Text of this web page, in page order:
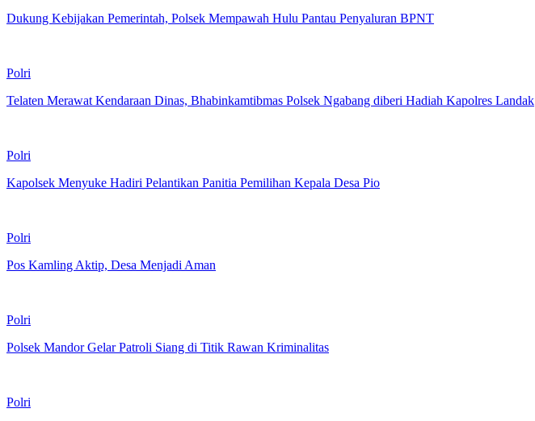
Dukung Kebijakan Pemerintah, Polsek Mempawah Hulu Pantau Penyaluran BPNT
Polri
Telaten Merawat Kendaraan Dinas, Bhabinkamtibmas Polsek Ngabang diberi Hadiah Kapolres Landak
Polri
Kapolsek Menyuke Hadiri Pelantikan Panitia Pemilihan Kepala Desa Pio
Polri
Pos Kamling Aktip, Desa Menjadi Aman
Polri
Polsek Mandor Gelar Patroli Siang di Titik Rawan Kriminalitas
Polri